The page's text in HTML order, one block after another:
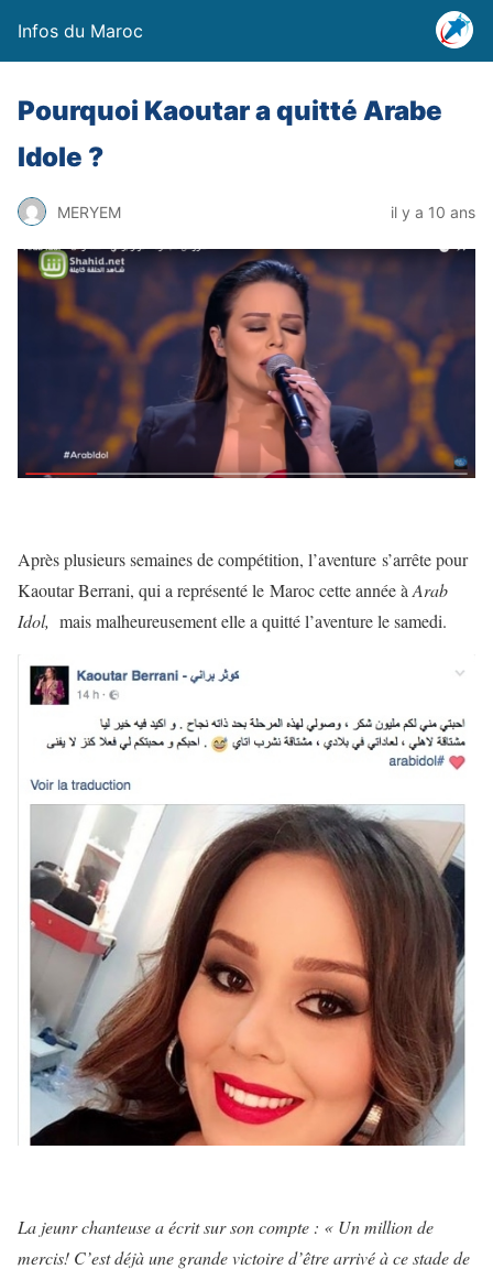
Infos du Maroc
Pourquoi Kaoutar a quitté Arabe
Idole ?
MERYEM il y a 10 ans
Après plusieurs semaines de compétition, l’aventure s’arrête pour
Kaoutar Berrani, qui a représenté le Maroc cette année à Arab
Idol, mais malheureusement elle a quitté l’aventure le samedi.
La jeunr chanteuse a écrit sur son compte : « Un million de
mercis! C’est déjà une grande victoire d’être arrivé à ce stade de